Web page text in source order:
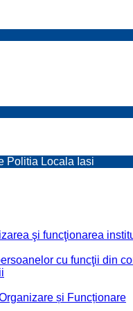
Politia Locala Iasi
şi funcţionarea
cu funcţii din
și Funcționare